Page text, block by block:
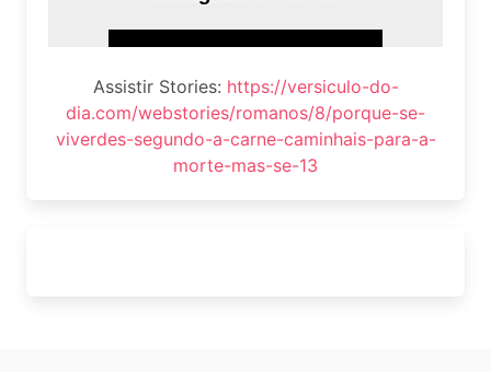
Assistir Stories: https://versiculo-do-
dia.com/webstories/romanos/8/porque-se-
viverdes-segundo-a-carne-caminhais-para-a-
morte-mas-se-13